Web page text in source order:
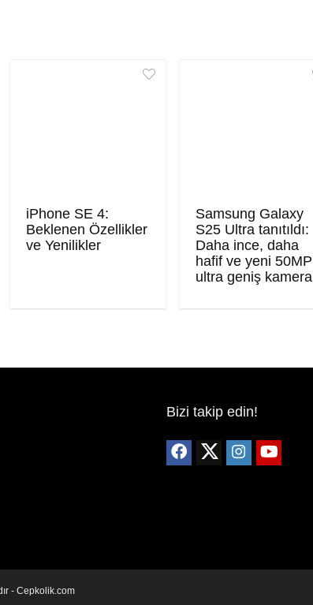
iPhone SE 4:
Beklenen Özellikler
ve Yenilikler
Samsung Galaxy
S25 Ultra tanıtıldı:
Daha ince, daha
hafif ve yeni 50MP
ultra geniş kamera
Bizi takip edin!
- Cepkolik.com